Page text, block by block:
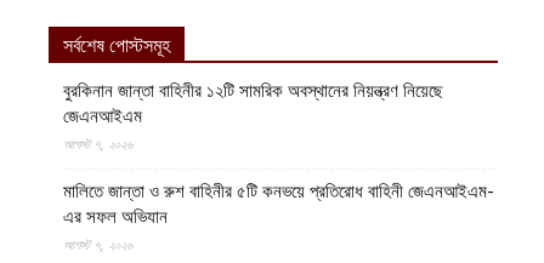
সর্বশেষ পোস্টসমূহ
বুরকিনান জান্তা বাহিনীর ১২টি সামরিক অবস্থানের নিয়ন্ত্রণ নিয়েছে
জেএনআইএম
আগস্ট ৭, ২০২৬
মালিতে জান্তা ও রুশ বাহিনীর ৫টি কনভয়ে প্রতিরোধ বাহিনী জেএনআইএম-
এর সফল অভিযান
আগস্ট ৭, ২০২৬